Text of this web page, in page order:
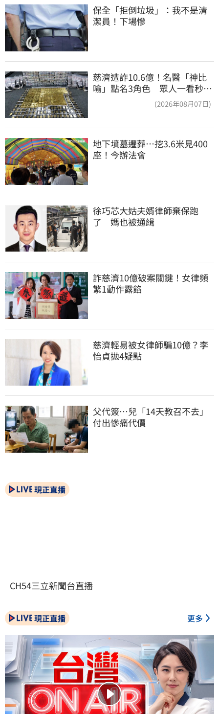
保全「拒倒垃圾」：我不是清
潔員！下場慘
慈濟遭詐10.6億！名醫「神比
喻」點名3角色 眾人一看秒懂
(2026年08月07日)
地下墳墓遷葬…挖3.6米見400
座！今辦法會
徐巧芯大姑夫婿律師棄保跑
了　媽也被通緝
詐慈濟10億破案關鍵！女律頻
繁1動作露餡
慈濟輕易被女律師騙10億？李
怡貞拋4疑點
父代簽…兒「14天教召不去」
付出慘痛代價
現正直播
CH54三立新聞台直播
現正直播 更多